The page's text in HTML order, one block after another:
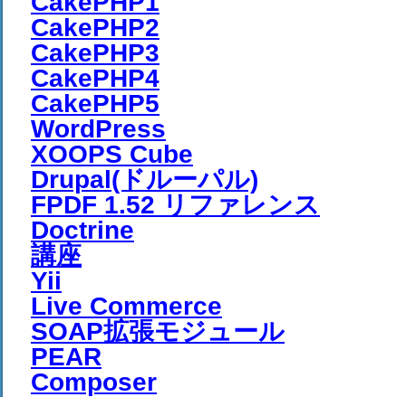
CakePHP2
CakePHP3
CakePHP4
CakePHP5
WordPress
XOOPS Cube
Drupal(ドルーパル)
FPDF 1.52 リファレンス
Doctrine
講座
Yii
Live Commerce
SOAP拡張モジュール
PEAR
Composer